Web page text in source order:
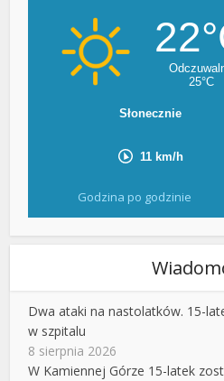
Godzina po godzinie
Dwa ataki na nastolatków. 15-
w szpitalu
8 sierpnia 2026
W Kamiennej Górze 15-latek